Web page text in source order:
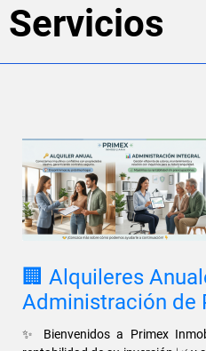
Servicios
🏢 Alquileres
Administración de
✨ Bienvenidos a Primex